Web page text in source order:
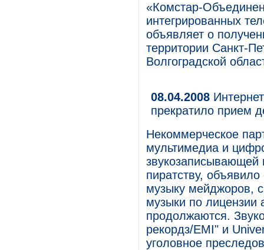
«Комстар-
интегрированных
объявляет о
территории Санкт-
Волгоградской
08.04.2008
прекратило прием
Некоммерческое
мультимедиа и
звукозаписывающей
пиратству,
музыку мейджоров,
музыки по
продолжаются.
рекордз/EMI" и
уголовное